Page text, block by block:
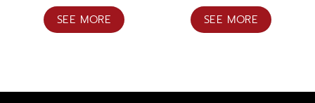
SEE MORE SEE MORE